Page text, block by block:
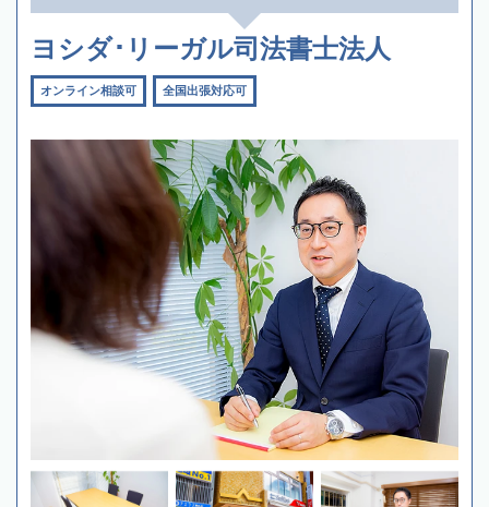
ヨシダ･リーガル司法書士法人
オンライン相談可 全国出張対応可